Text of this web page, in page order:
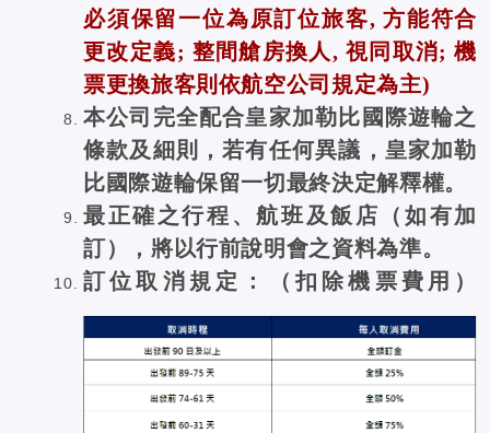
必須保留一位為原訂位旅客, 方能符合
更改定義; 整間艙房換人, 視同取消; 機
票更換旅客則依航空公司規定為主)
本公司完全配合皇家加勒比國際遊輪之
條款及細則，若有任何異議，皇家加勒
比國際遊輪保留一切最終決定解釋權。
最正確之行程、航班及飯店（如有加
訂），將以行前說明會之資料為準。
訂位取消規定：（扣除機票費用）